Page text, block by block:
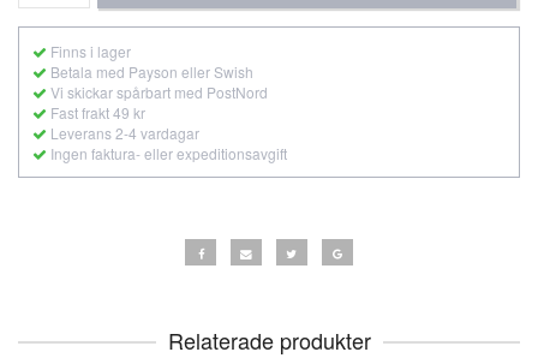
Finns i lager
Betala med Payson eller Swish
Vi skickar spårbart med PostNord
Fast frakt 49 kr
Leverans 2-4 vardagar
Ingen faktura- eller expeditionsavgift
Relaterade produkter